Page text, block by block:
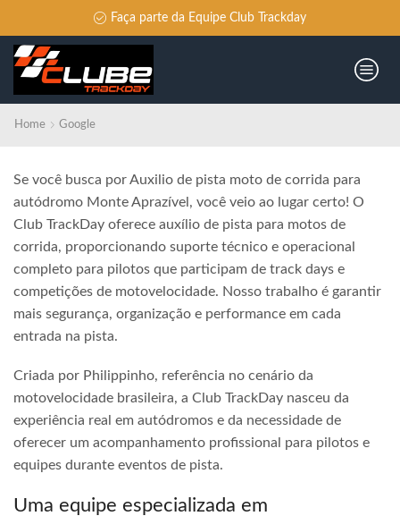
Faça parte da Equipe Club Trackday
Home Google
Se você busca por Auxilio de pista moto de corrida para
autódromo Monte Aprazível, você veio ao lugar certo! O
Club TrackDay oferece auxílio de pista para motos de
corrida, proporcionando suporte técnico e operacional
completo para pilotos que participam de track days e
competições de motovelocidade. Nosso trabalho é garantir
mais segurança, organização e performance em cada
entrada na pista.
Criada por Philippinho, referência no cenário da
motovelocidade brasileira, a Club TrackDay nasceu da
experiência real em autódromos e da necessidade de
oferecer um acompanhamento profissional para pilotos e
equipes durante eventos de pista.
Uma equipe especializada em